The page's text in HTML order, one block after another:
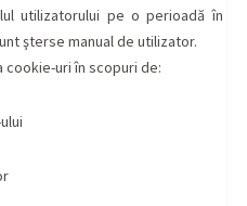
utilizatorului pe o perioadă în
şterse manual de utilizator.
uri în scopuri de: